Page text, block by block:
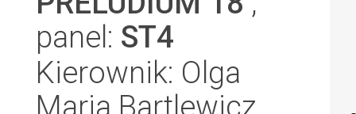
panel: ST4
Kierownik: Olga
Maria Bartlewicz